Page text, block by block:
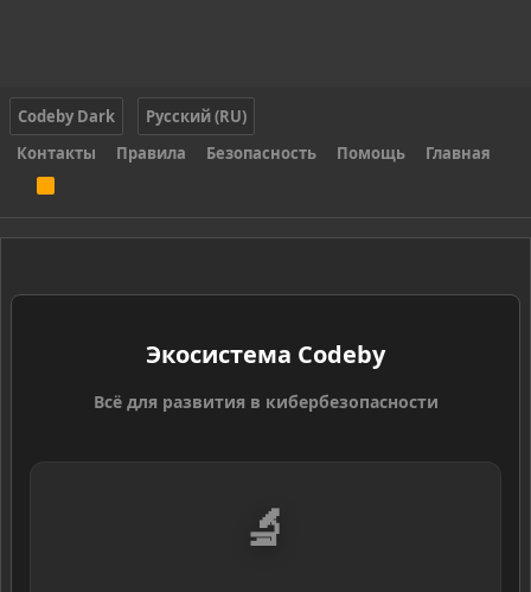
Codeby Dark
Русский (RU)
Контакты
Правила Безопасность Помощь Главная
S
Экосистема Codeby
Всё для развития в кибербезопасности
🔬